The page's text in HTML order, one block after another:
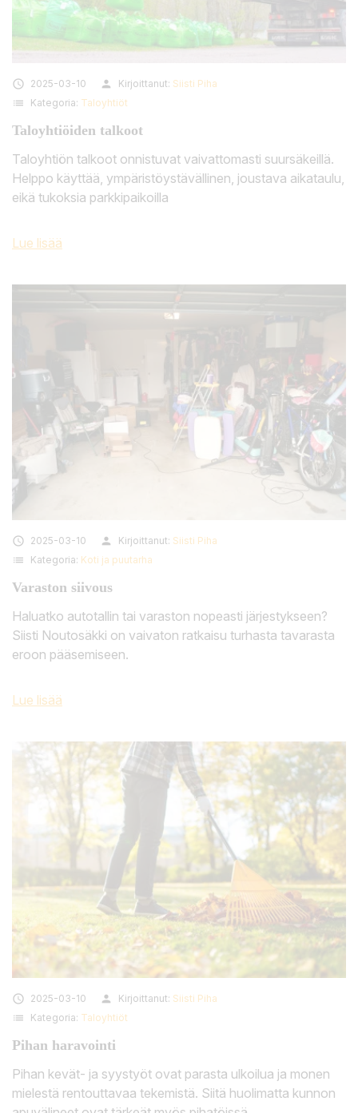
 2025-03-10 person Kirjoittanut: Siisti Piha
list Kategoria: Taloyhtiöt
Taloyhtiöiden talkoot
Taloyhtiön talkoot onnistuvat vaivattomasti suursäkeillä.
Helppo käyttää, ympäristöystävällinen, joustava aikataulu,
eikä tukoksia parkkipaikoilla
Lue lisää
 2025-03-10 person Kirjoittanut: Siisti Piha
list Kategoria: Koti ja puutarha
Varaston siivous
Haluatko autotallin tai varaston nopeasti järjestykseen?
Siisti Noutosäkki on vaivaton ratkaisu turhasta tavarasta
eroon pääsemiseen.
Lue lisää
 2025-03-10 person Kirjoittanut: Siisti Piha
list Kategoria: Taloyhtiöt
Pihan haravointi
Pihan kevät- ja syystyöt ovat parasta ulkoilua ja monen
mielestä rentouttavaa tekemistä. Siitä huolimatta kunnon